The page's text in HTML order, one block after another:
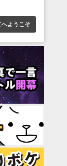
へようこそ